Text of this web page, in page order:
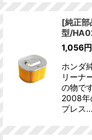
[純正部
型/
1,056円
ホンダ
リーナ
の物で
2008年
プレス…